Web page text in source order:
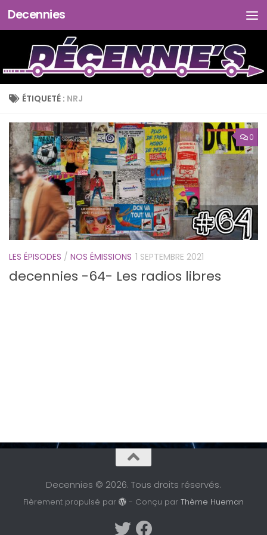
Skip to content
Decennies
ÉTIQUETÉ : NRJ
0
LES ÉPISODES / NOS ÉMISSIONS 1 SEPTEMBRE 2021
decennies -64- Les radios libres
Decennies © 2026. Tous droits réservés.
Fièrement propulsé par - Conçu parThème Hueman